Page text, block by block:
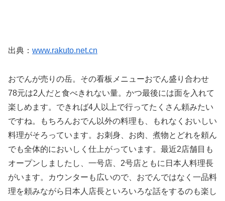
出典： www.rakuto.net.cn
おでんが売りの岳。その看板メニューおでん盛り合わせ
78元は2人だと食べきれない量。かつ最後には面を入れて
楽しめます。できれば4人以上で行ってたくさん頼みたい
ですね。もちろんおでん以外の料理も、もれなくおいしい
料理がそろっています。お刺身、お肉、煮物とどれを頼ん
でも全体的においしく仕上がっています。最近2店舗目も
オープンしましたし、一号店、2号店ともに日本人料理長
がいます。カウンターも広いので、おでんではなく一品料
理を頼みながら日本人店長といろいろな話をするのも楽し